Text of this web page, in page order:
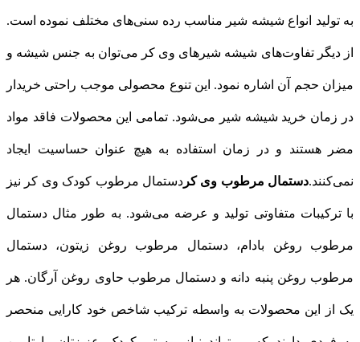
به تولید انواع شیشه شیر مناسب رده سنی‌های مختلف نموده است.
از دیگر تفاوت‌های شیشه شیرهای وی کر می‌توان به جنس شیشه و
میزان حجم آن اشاره نمود. این تنوع محصولی موجب راحتی خریدار
در زمان خرید شیشه شیر می‌شود. تمامی این محصولات فاقد مواد
مضر هستند و در زمان استفاده به هیچ عنوان حساسیت ایجاد
نمی‌کنند.دستمال مرطوب وی کردستمال مرطوب کودک وی کر نیز
با ترکیبات متفاوتی تولید و عرضه می‌شود. به طور مثال دستمال
مرطوب روغن بادام، دستمال مرطوب روغن زیتون، دستمال
مرطوب روغن پنبه دانه و دستمال مرطوب حاوی روغن آرگان. هر
یک از این محصولات به واسطه ترکیب شاخص خود کارایی منحصر